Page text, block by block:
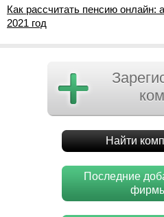
Как рассчитать пенсию онлайн:
2021 год
Найти
Последние